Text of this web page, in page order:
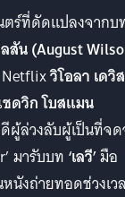
ตร์ที่ดัดแปลงจากบ
สัน (August
Netflixวิโอลา เดวิส
ดวิก โบสแมน
ล่วงลับผู้เป็นที่จ
มารับบท ‘เลวี’มือ
นังถ่ายทอดช่วงเว